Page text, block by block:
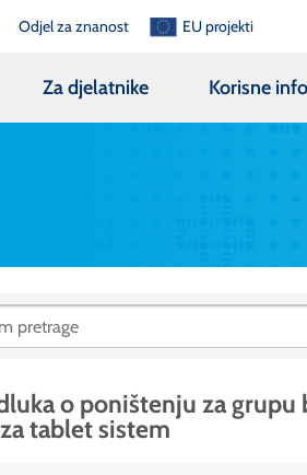
Odjel za znanost EU projekti
Za djelatnike Korisne
o poništenju za grupu
tablet sistem